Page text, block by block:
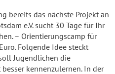
bereits das nächste Projekt an
e.V. sucht 30 Tage für Ihr
– Orientierungscamp für
Folgende Idee steckt
Jugendlichen die
kennenzulernen. In der